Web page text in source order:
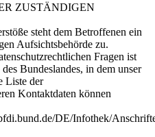
ZUSTÄNDIGEN
steht dem Betroffenen ein
Aufsichtsbehörde zu.
Fragen ist
Bundeslandes, in dem unser
Liste der
Kontaktdaten können
DE/Infothek/